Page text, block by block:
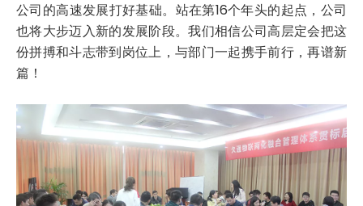
公司的高速发展打好基础。站在第16个年头的起点，公司
也将大步迈入新的发展阶段。我们相信公司高层定会把这
份拼搏和斗志带到岗位上，与部门一起携手前行，再谱新
篇！